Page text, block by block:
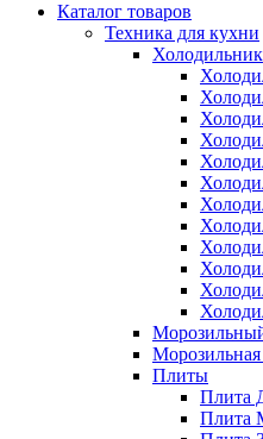
Каталог товаров
Техника для кухни
Холодильник
Морозильная
Плиты
Плита
Плита